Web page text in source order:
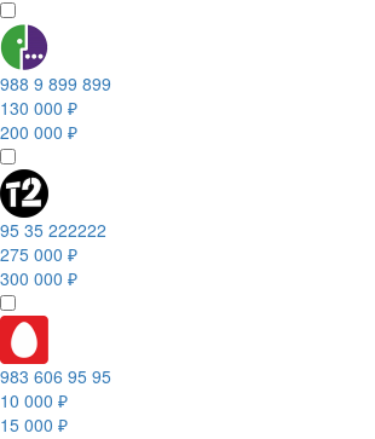
988 9 899 899
130 000 ₽
200 000 ₽
95 35 222222
275 000 ₽
300 000 ₽
983 606 95 95
10 000 ₽
15 000 ₽